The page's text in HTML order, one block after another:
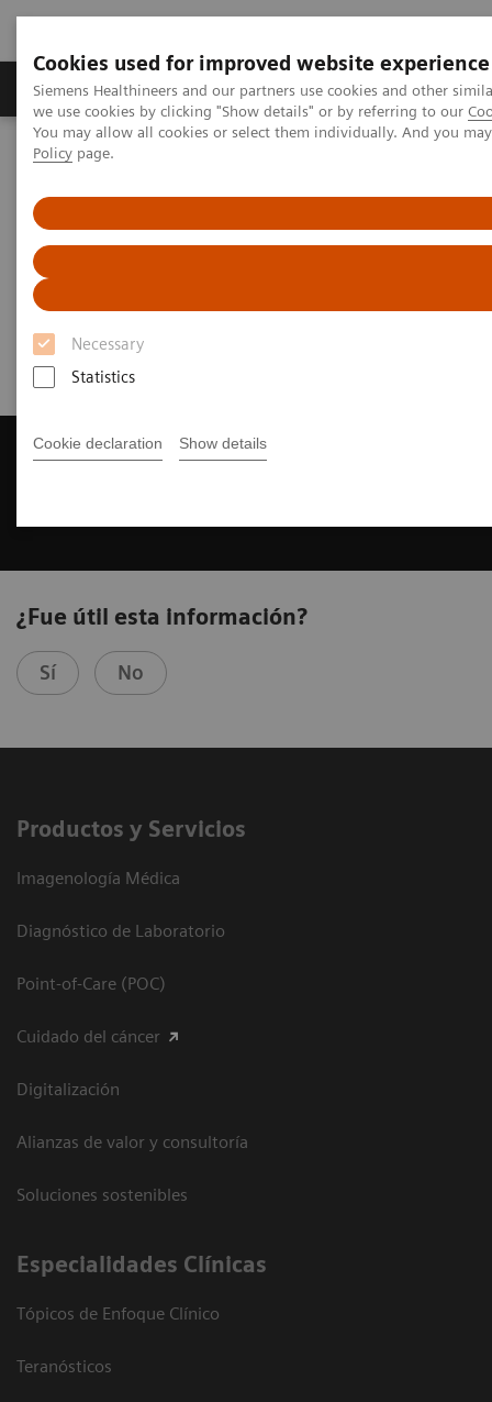
Cookies used for improved website experience
Siemens Healthineers and our partners use cookies and other
we use cookies by clicking "Show details" or by referring to our
You may allow all cookies or select them individually. And you
Policy page.
Necessary
Statistics
Cookie declaration Show details
Productos y servicios Especialidades Clínicas
Siemens Healthineers Latinoamérica
Get a Recommendation for your CT System
Get a Recommendation for your
CT System
¿Fue útil esta información?
Sí No
Productos y Servicios
Imagenología Médica
Diagnóstico de Laboratorio
Point-of-Care (POC)
Cuidado del cáncer
Digitalización
Alianzas de valor y consultoría
Soluciones sostenibles
Especialidades Clínicas
Tópicos de Enfoque Clínico
Teranósticos